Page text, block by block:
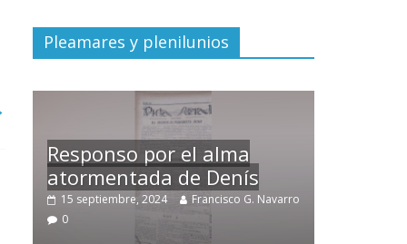
Pleamares y plenilunios
Temprano oficio de lector
2 noviembre, 2024
Francisco G. Navarro
0